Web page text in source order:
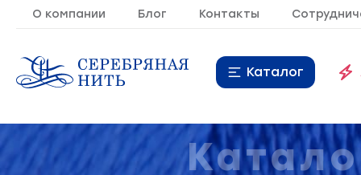
О компании Блог Контакты
Каталог
Молния 9